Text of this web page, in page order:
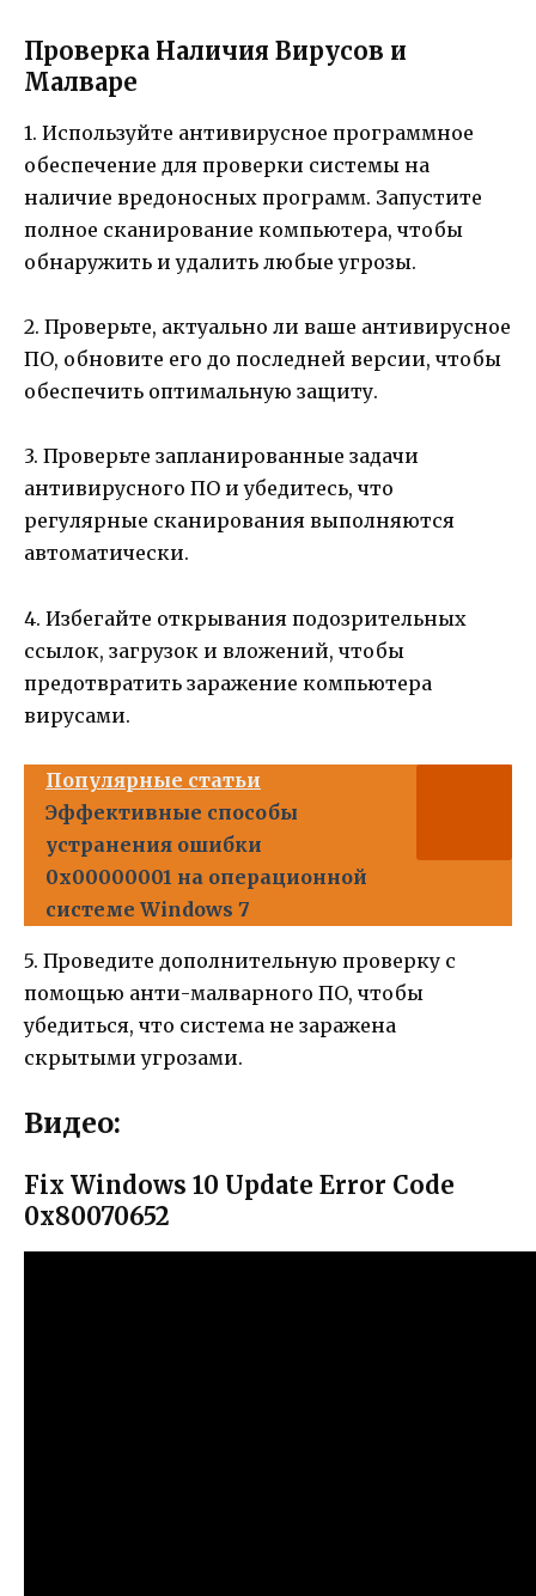
Проверка Наличия Вирусов и
Малваре
1. Используйте антивирусное программное
обеспечение для проверки системы на
наличие вредоносных программ. Запустите
полное сканирование компьютера, чтобы
обнаружить и удалить любые угрозы.
2. Проверьте, актуально ли ваше антивирусное
ПО, обновите его до последней версии, чтобы
обеспечить оптимальную защиту.
3. Проверьте запланированные задачи
антивирусного ПО и убедитесь, что
регулярные сканирования выполняются
автоматически.
4. Избегайте открывания подозрительных
ссылок, загрузок и вложений, чтобы
предотвратить заражение компьютера
вирусами.
Популярные статьи
Эффективные способы
устранения ошибки
0x00000001 на операционной
системе Windows 7
5. Проведите дополнительную проверку с
помощью анти-малварного ПО, чтобы
убедиться, что система не заражена
скрытыми угрозами.
Видео:
Fix Windows 10 Update Error Code
0x80070652